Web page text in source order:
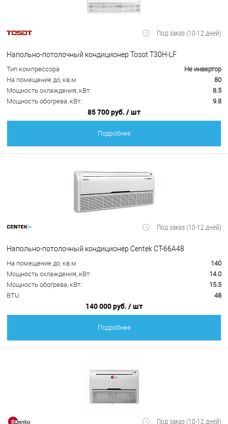
Под заказ (10-12 дней)
Напольно-потолочный кондиционер Tosot T30H-LF
Тип компрессора
Не инвертор
На помещение до, кв.м
80
Мощность охлаждения, кВт:
8.5
Мощность обогрева, кВт:
9.8
85 700 руб. / шт
Подробнее
Под заказ (10-12 дней)
Напольно-потолочный кондиционер Centek CT-66A48
На помещение до, кв.м
140
Мощность охлаждения, кВт:
14.0
Мощность обогрева, кВт:
15.5
BTU
48
140 000 руб. / шт
Подробнее
Под заказ (10-12 дней)